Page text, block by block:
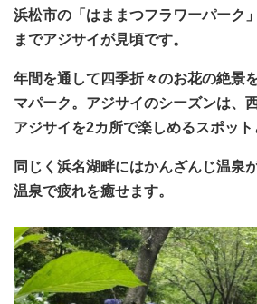
浜松市の「はままつフラワーパーク
までアジサイが見頃です。
年間を通して四季折々のお花の絶景
マパーク。アジサイのシーズンは、
アジサイを2カ所で楽しめるスポット
同じく浜名湖畔にはかんざんじ温泉
温泉で疲れを癒せます。